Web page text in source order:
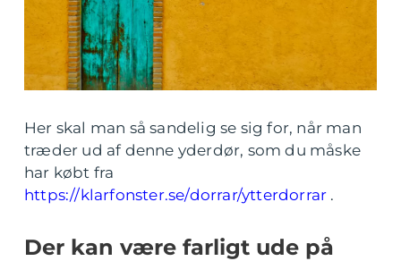
Her skal man så sandelig se sig for, når man
træder ud af denne yderdør, som du måske
har købt fra
https://klarfonster.se/dorrar/ytterdorrar .
Der kan være farligt ude på